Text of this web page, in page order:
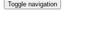
Toggle navigation